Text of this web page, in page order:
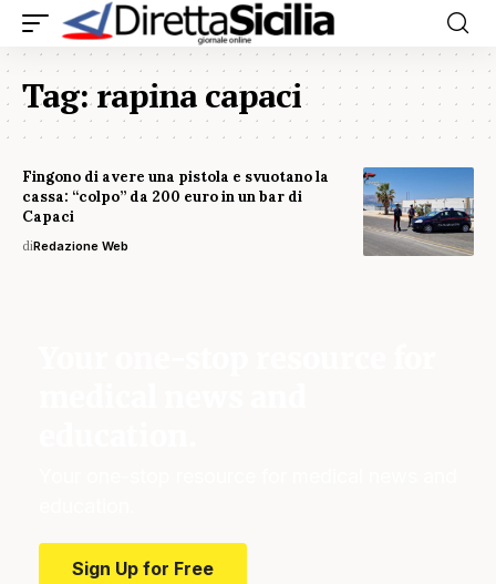
Tag:rapina capaci
Fingono di avere una pistola e svuotano la
cassa: “colpo” da 200 euro in un bar di
Capaci
diRedazione Web
Sign Up for Free